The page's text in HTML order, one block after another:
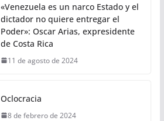
«Venezuela es un narco Estado y el
dictador no quiere entregar el
Poder»: Oscar Arias, expresidente
de Costa Rica
11 de agosto de 2024
Oclocracia
8 de febrero de 2024